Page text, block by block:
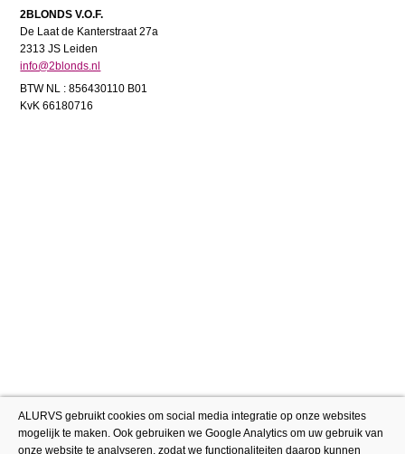
2BLONDS V.O.F.
De Laat de Kanterstraat 27a
2313 JS Leiden
info@2blonds.nl
BTW NL : 856430110 B01
KvK 66180716
ALURVS gebruikt cookies om social media integratie op onze websites
mogelijk te maken. Ook gebruiken we Google Analytics om uw gebruik van
onze website te analyseren, zodat we functionaliteiten daarop kunnen